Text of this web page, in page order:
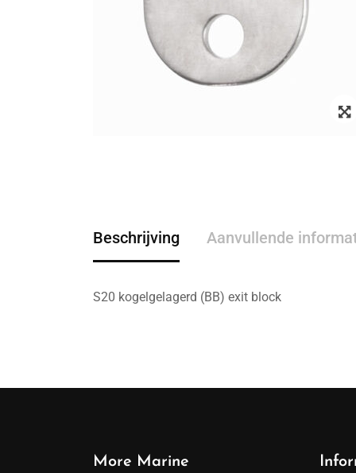
Beschrijving Aanvullende
S20 kogelgelagerd (BB) exit block
More Marine